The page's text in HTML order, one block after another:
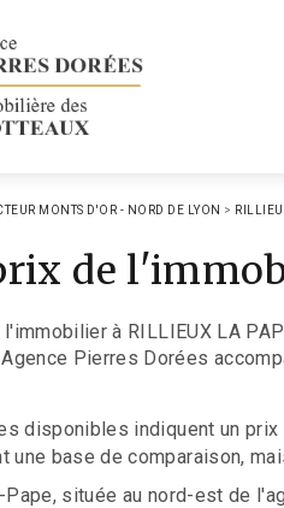
MONTS D'OR - NORD DE LYON >
de
l'immobilier à RILLIEUX LA
Pierres Dorées
disponibles indiquent un prix
une base de comparaison,
située au nord-est de